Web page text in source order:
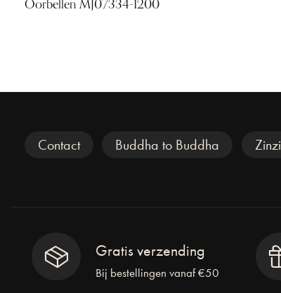
Veel gezocht
Contact Buddha to Buddha Zinzi
Gratis verzending
Bij bestellingen vanaf €50